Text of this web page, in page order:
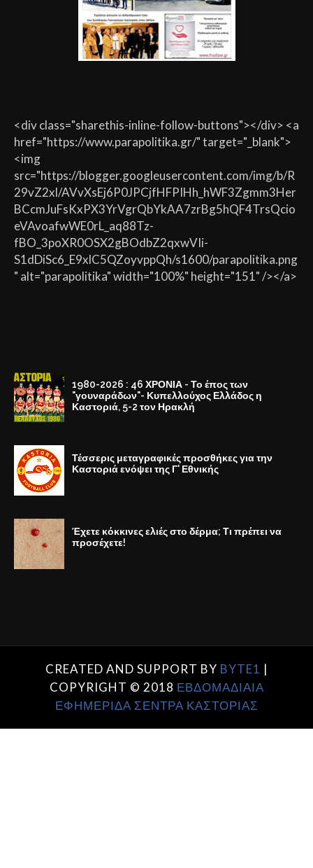
<div class="sharethis-inline-follow-buttons"></div> <a
href="https://www.parapolitika.gr/" target="_blank">
<img
src="https://blogger.googleusercontent.com/img/b/R
29vZ2xl/AVvXsEj6P0JPCjfHFPIHh_hWF3Zgmm3Her
BCcmJuFsKxPX3YrVgrQbYkAA7zrBg5hQF4TrsQcio
eVAvoafwWE0rL_aq88Tz-
fBO_3poXR0OSX2gBOdbZ2qxwVIi-
S1dDiSc6_E9xlC5QZoyvppQh/s1600/parapolitika.png
" alt="parapolitika" width="100%" height="151" /></a>
1980-2026 : 46 ΧΡΟΝΙΑ - Το έπος των
"γουναράδων"- Κυπελλούχος Ελλάδος η
Καστοριά, 5-2 τον Ηρακλή
Τέσσερις μεταγραφικές προσθήκες για την
Καστοριά ενόψει της Γ' Εθνικής
Έχετε κόκκινες ελιές στο δέρμα; Τι πρέπει να
προσέχετε!
CREATED AND SUPPORT BY BYTE1 |
COPYRIGHT © 2018 ΕΒΔΟΜΑΔΙΑΙΑ
ΕΦΗΜΕΡΙΔΑ ΣΕΝΤΡΑ ΚΑΣΤΟΡΙΑΣ